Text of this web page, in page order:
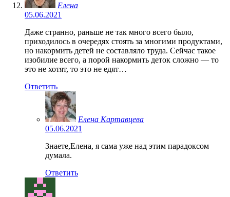
Елена
05.06.2021
Даже странно, раньше не так много всего было,
приходилось в очередях стоять за многими продуктами,
но накормить детей не составляло труда. Сейчас такое
изобилие всего, а порой накормить деток сложно — то
это не хотят, то это не едят…
Ответить
Елена Картавцева
05.06.2021
Знаете,Елена, я сама уже над этим парадоксом
думала.
Ответить